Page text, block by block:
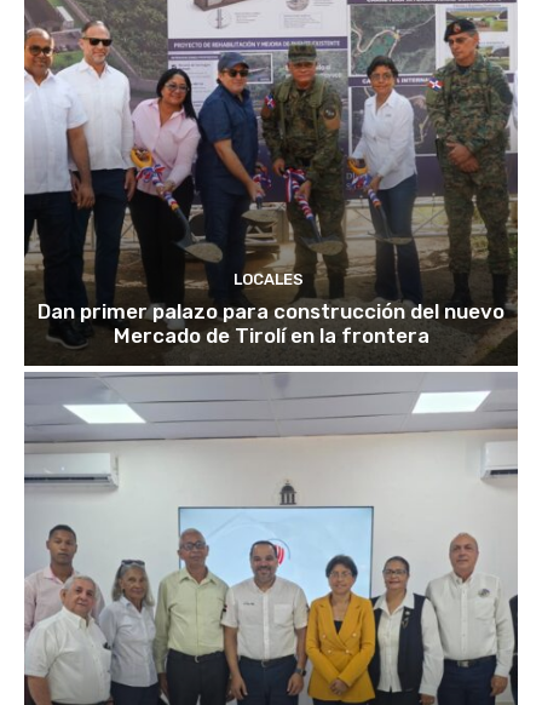
LOCALES
Dan primer palazo para construcción del nuevo
Mercado de Tirolí en la frontera